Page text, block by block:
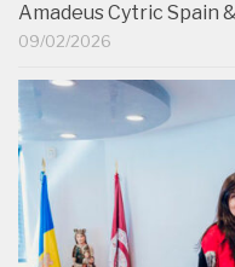
Amadeus Cytric Spain
09/02/2026